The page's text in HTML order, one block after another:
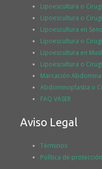
Lipoescultura o
Lipoescultura o
Lipoescultura en
Lipoescultura o
Lipoescultura en
Lipoescultura o
Marcación
Abdominoplastia o
FAQ VASER
Aviso Legal
Términos
Política de